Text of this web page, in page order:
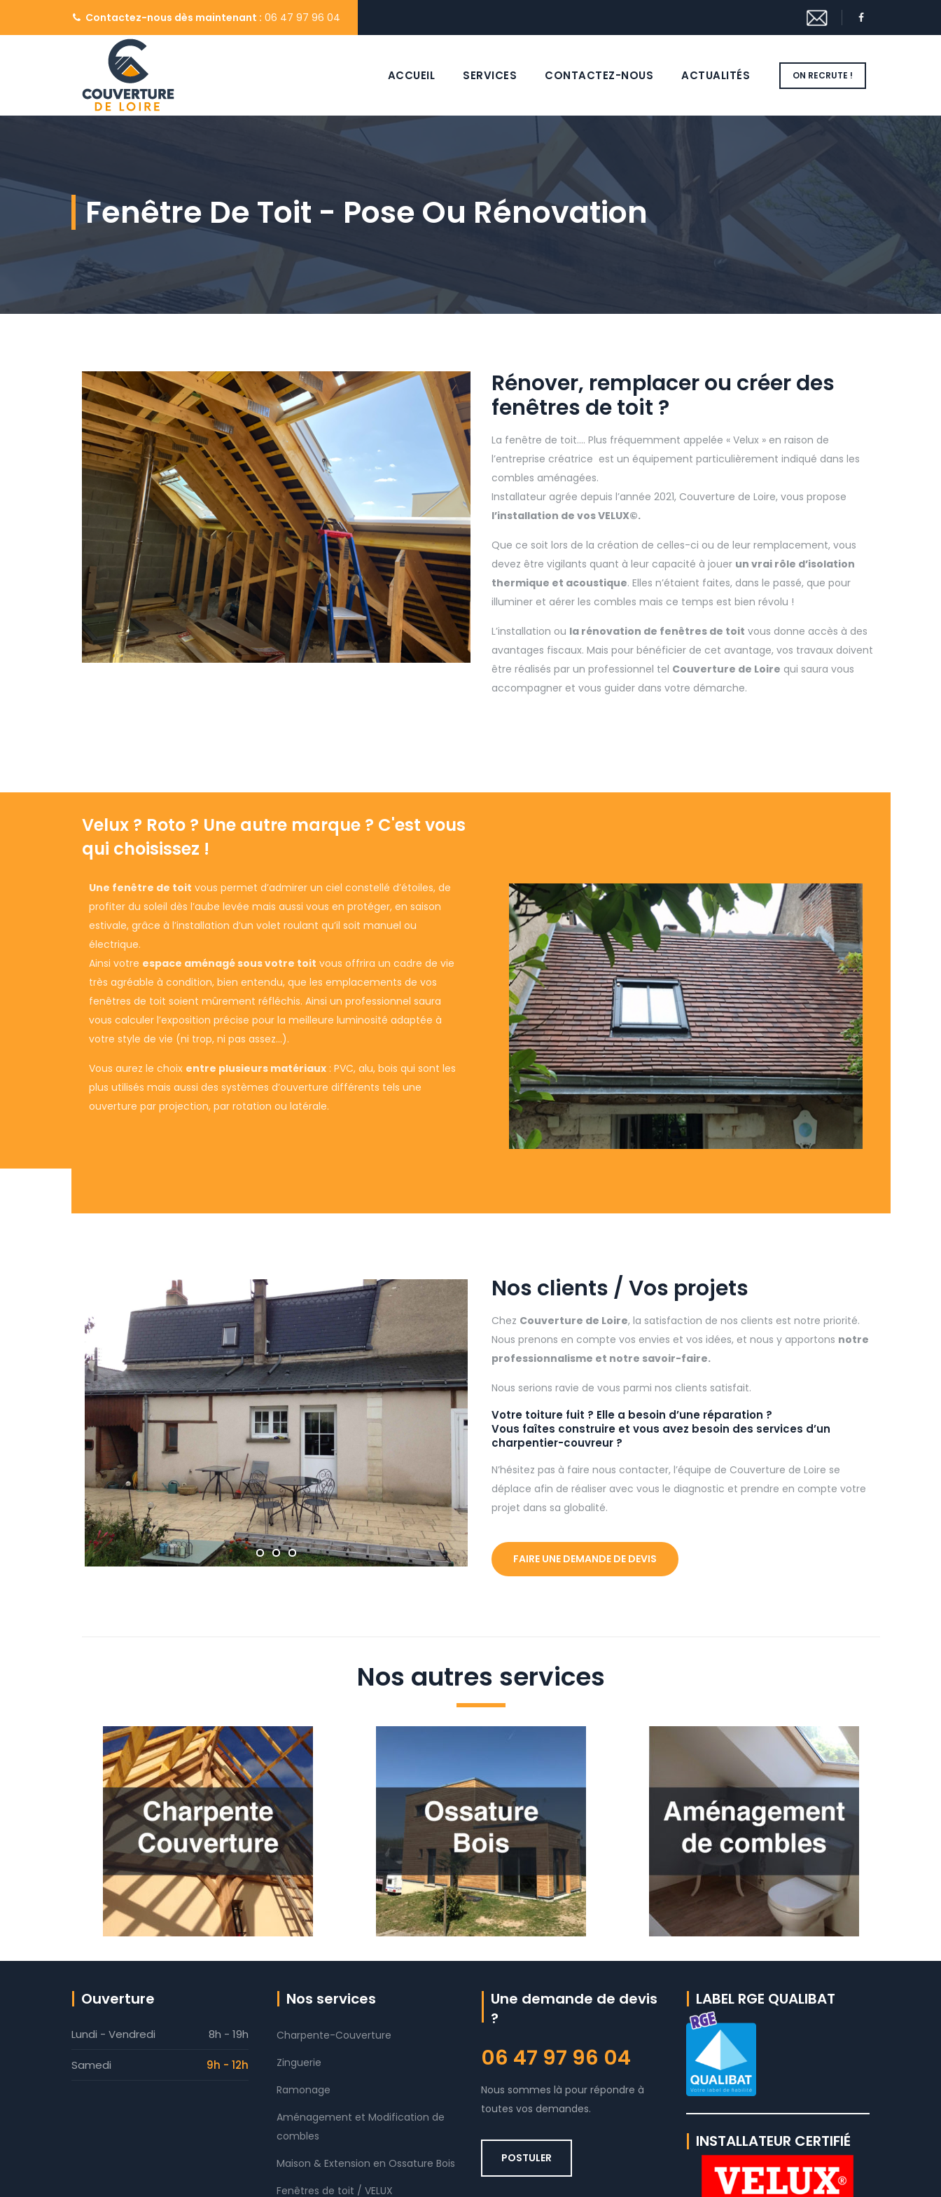
Contactez-nous dès maintenant : 06 47 97 96 04
ON RECRUTE !
ACCUEIL SERVICES CONTACTEZ-NOUS ACTUALITÉS
Fenêtre De Toit - Pose Ou Rénovation
Rénover, remplacer ou créer des
fenêtres de toit ?
La fenêtre de toit…. Plus fréquemment appelée « Velux » en raison de
l’entreprise créatrice est un équipement particulièrement indiqué dans les
combles aménagées.
Installateur agrée depuis l’année 2021, Couverture de Loire, vous propose
l’installation de vos VELUX©.
Que ce soit lors de la création de celles-ci ou de leur remplacement, vous
devez être vigilants quant à leur capacité à jouer un vrai rôle d’isolation
thermique et acoustique. Elles n’étaient faites, dans le passé, que pour
illuminer et aérer les combles mais ce temps est bien révolu !
L’installation ou la rénovation de fenêtres de toit vous donne accès à des
avantages fiscaux. Mais pour bénéficier de cet avantage, vos travaux doivent
être réalisés par un professionnel tel Couverture de Loire qui saura vous
accompagner et vous guider dans votre démarche.
Velux ? Roto ? Une autre marque ? C'est vous
qui choisissez !
Une fenêtre de toit vous permet d’admirer un ciel constellé d’étoiles, de
profiter du soleil dès l’aube levée mais aussi vous en protéger, en saison
estivale, grâce à l’installation d’un volet roulant qu’il soit manuel ou
électrique.
Ainsi votre espace aménagé sous votre toit vous offrira un cadre de vie
très agréable à condition, bien entendu, que les emplacements de vos
fenêtres de toit soient mûrement réfléchis. Ainsi un professionnel saura
vous calculer l’exposition précise pour la meilleure luminosité adaptée à
votre style de vie (ni trop, ni pas assez…).
Vous aurez le choix entre plusieurs matériaux : PVC, alu, bois qui sont les
plus utilisés mais aussi des systèmes d’ouverture différents tels une
ouverture par projection, par rotation ou latérale.
Nos clients / Vos projets
Chez Couverture de Loire, la satisfaction de nos clients est notre priorité.
Nous prenons en compte vos envies et vos idées, et nous y apportons notre
professionnalisme et notre savoir-faire.
Nous serions ravie de vous parmi nos clients satisfait.
Votre toiture fuit ? Elle a besoin d’une réparation ?
Vous faîtes construire et vous avez besoin des services d’un
charpentier-couvreur ?
N’hésitez pas à faire nous contacter, l’équipe de Couverture de Loire se
déplace afin de réaliser avec vous le diagnostic et prendre en compte votre
projet dans sa globalité.
FAIRE UNE DEMANDE DE DEVIS
Nos autres services
Ouverture
Lundi - Vendredi 8h - 19h
Samedi 9h - 12h
Nos services
Charpente-Couverture
Zinguerie
Ramonage
Aménagement et Modification de
combles
Maison & Extension en Ossature Bois
Fenêtres de toit / VELUX
Une demande de devis
?
06 47 97 96 04
Nous sommes là pour répondre à
toutes vos demandes.
POSTULER
LABEL RGE QUALIBAT
INSTALLATEUR CERTIFIÉ